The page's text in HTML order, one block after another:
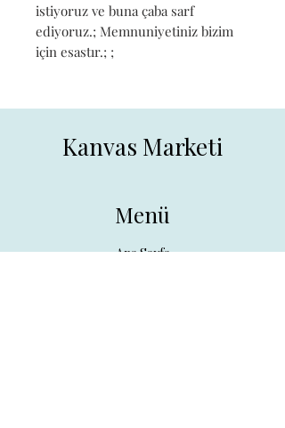
istiyoruz ve buna çaba sarf
ediyoruz.; Memnuniyetiniz bizim
için esastır.; ;
Kanvas Marketi
Menü
Ana Sayfa